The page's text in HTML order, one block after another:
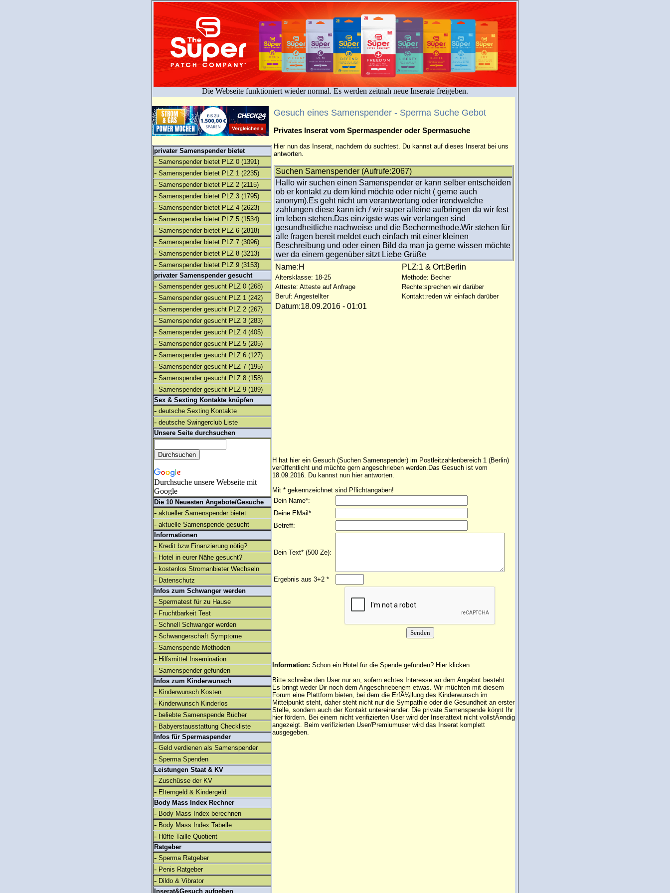
Die Webseite funktioniert wieder normal. Es werden zeitnah neue Inserate freigeben.
privater Samenspender bietet
- Samenspender bietet PLZ 0 (1391)
- Samenspender bietet PLZ 1 (2235)
- Samenspender bietet PLZ 2 (2115)
- Samenspender bietet PLZ 3 (1795)
- Samenspender bietet PLZ 4 (2623)
- Samenspender bietet PLZ 5 (1534)
- Samenspender bietet PLZ 6 (2818)
- Samenspender bietet PLZ 7 (3096)
- Samenspender bietet PLZ 8 (3213)
- Samenspender bietet PLZ 9 (3153)
privater Samenspender gesucht
- Samenspender gesucht PLZ 0 (268)
- Samenspender gesucht PLZ 1 (242)
- Samenspender gesucht PLZ 2 (267)
- Samenspender gesucht PLZ 3 (283)
- Samenspender gesucht PLZ 4 (405)
- Samenspender gesucht PLZ 5 (205)
- Samenspender gesucht PLZ 6 (127)
- Samenspender gesucht PLZ 7 (195)
- Samenspender gesucht PLZ 8 (158)
- Samenspender gesucht PLZ 9 (189)
Sex & Sexting Kontakte knüpfen
- deutsche Sexting Kontakte
- deutsche Swingerclub Liste
Unsere Seite durchsuchen
Durchsuche unsere Webseite mit
Google
Die 10 Neuesten Angebote/Gesuche
- aktueller Samenspender bietet
- aktuelle Samenspende gesucht
Informationen
- Kredit bzw Finanzierung nötig?
- Hotel in eurer Nähe gesucht?
- kostenlos Stromanbieter Wechseln
- Datenschutz
Infos zum Schwanger werden
- Spermatest für zu Hause
- Fruchtbarkeit Test
- Schnell Schwanger werden
- Schwangerschaft Symptome
- Samenspende Methoden
- Hilfsmittel Insemination
- Samenspender gefunden
Infos zum Kinderwunsch
- Kinderwunsch Kosten
- Kinderwunsch Kinderlos
- beliebte Samenspende Bücher
- Babyerstausstattung Checkliste
Infos für Spermaspender
- Geld verdienen als Samenspender
- Sperma Spenden
Leistungen Staat & KV
- Zuschüsse der KV
- Elterngeld & Kindergeld
Body Mass Index Rechner
- Body Mass Index berechnen
- Body Mass Index Tabelle
- Hüfte Taille Quotient
Ratgeber
- Sperma Ratgeber
- Penis Ratgeber
- Dildo & Vibrator
Inserat&Gesuch aufgeben
Gesuch eines Samenspender - Sperma Suche Gebot
Privates Inserat vom Spermaspender oder Spermasuche
Hier nun das Inserat, nachdem du suchtest. Du kannst auf dieses Inserat bei uns
antworten.
Suchen Samenspender (Aufrufe:2067)
Hallo wir suchen einen Samenspender er kann selber entscheiden
ob er kontakt zu dem kind möchte oder nicht ( gerne auch
anonym).Es geht nicht um verantwortung oder irendwelche
zahlungen diese kann ich / wir super alleine aufbringen da wir fest
im leben stehen.Das einzigste was wir verlangen sind
gesundheitliche nachweise und die Bechermethode.Wir stehen für
alle fragen bereit meldet euch einfach mit einer kleinen
Beschreibung und oder einen Bild da man ja gerne wissen möchte
wer da einem gegenüber sitzt Liebe Grüße
Name:H
PLZ:1 & Ort:Berlin
Altersklasse: 18-25
Methode: Becher
Atteste: Atteste auf Anfrage
Rechte:sprechen wir darüber
Beruf: Angestellter
Kontakt:reden wir einfach darüber
Datum:18.09.2016 - 01:01
H hat hier ein Gesuch (Suchen Samenspender) im Postleitzahlenbereich 1 (Berlin)
verüffentlicht und müchte gern angeschrieben werden.Das Gesuch ist vom
18.09.2016. Du kannst nun hier antworten.
Mit * gekennzeichnet sind Pflichtangaben!
Dein Name*:
Deine EMail*:
Betreff:
Dein Text* (500 Ze):
Ergebnis aus 3+2 *
Information: Schon ein Hotel für die Spende gefunden? Hier klicken
Bitte schreibe den User nur an, sofern echtes Interesse an dem Angebot besteht.
Es bringt weder Dir noch dem Angeschriebenem etwas. Wir müchten mit diesem
Forum eine Plattform bieten, bei dem die ErfÃ¼llung des Kinderwunsch im
Mittelpunkt steht, daher steht nicht nur die Sympathie oder die Gesundheit an erster
Stelle, sondern auch der Kontakt untereinander. Die private Samenspende könnt Ihr
hier fördern. Bei einem nicht verifizierten User wird der Inserattext nicht vollstÃ¤ndig
angezeigt. Beim verifizierten User/Premiumuserwird das Inserat komplett
ausgegeben.